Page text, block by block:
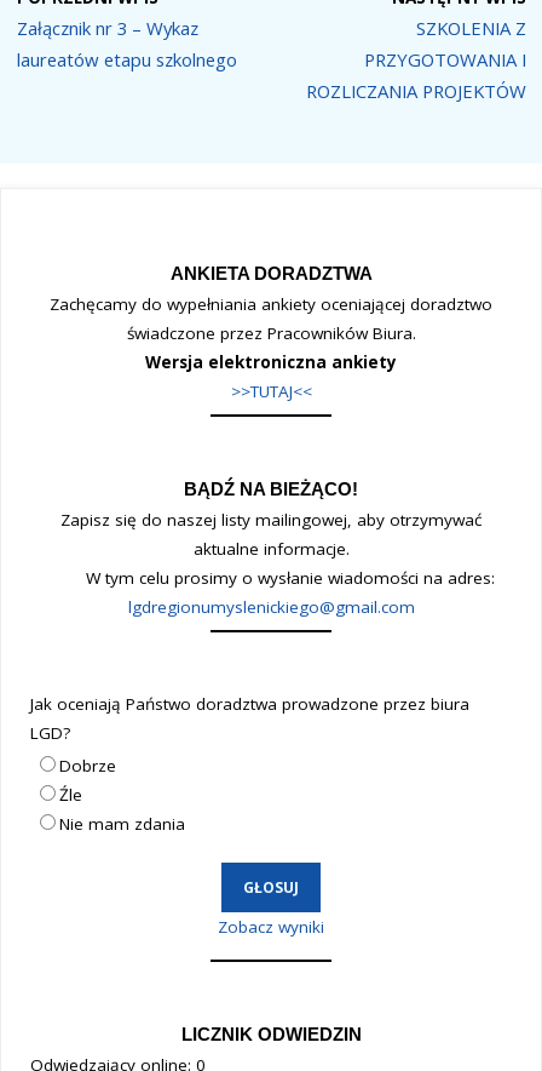
Załącznik nr 3 – Wykaz
laureatów etapu szkolnego
SZKOLENIA Z
PRZYGOTOWANIA I
ROZLICZANIA PROJEKTÓW
ANKIETA DORADZTWA
Zachęcamy do wypełniania ankiety oceniającej doradztwo
świadczone przez Pracowników Biura.
Wersja elektroniczna ankiety
>>TUTAJ<<
BĄDŹ NA BIEŻĄCO!
Zapisz się do naszej listy mailingowej, aby otrzymywać
aktualne informacje.
W tym celu prosimy o wysłanie wiadomości na adres:
lgdregionumyslenickiego@gmail.com
Jak oceniają Państwo doradztwa prowadzone przez biura
LGD?
Dobrze
Źle
Nie mam zdania
Zobacz wyniki
LICZNIK ODWIEDZIN
Odwiedzający online: 0